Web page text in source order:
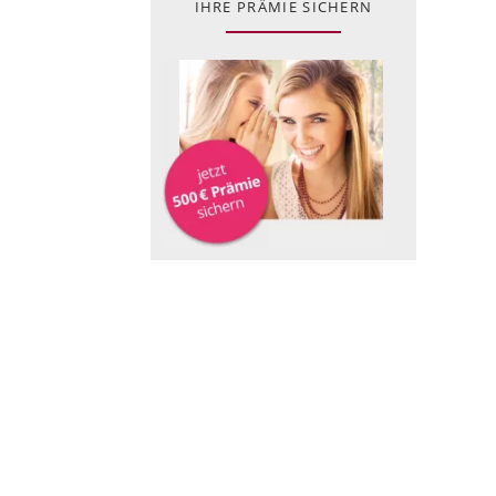
IHRE PRÄMIE SICHERN